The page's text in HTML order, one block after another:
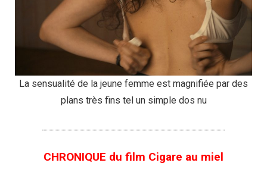
La sensualité de la jeune femme est magnifiée par des
plans très fins tel un simple dos nu
CHRONIQUE du film Cigare au miel